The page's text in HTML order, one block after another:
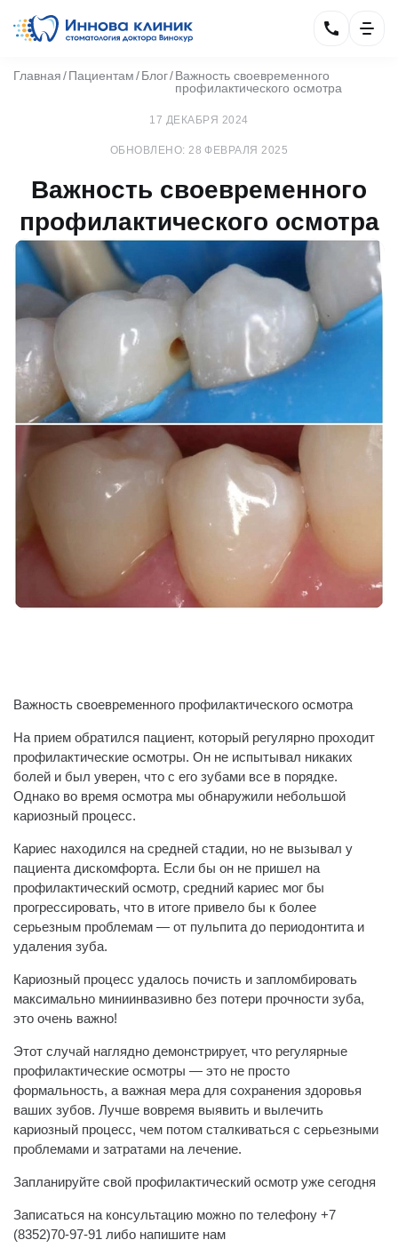
Главная Пациентам Блог Важность своевременного
профилактического осмотра
17 ДЕКАБРЯ 2024
ОБНОВЛЕНО: 28 ФЕВРАЛЯ 2025
Важность своевременного
профилактического осмотра
Важность своевременного профилактического осмотра
На прием обратился пациент, который регулярно проходит
профилактические осмотры. Он не испытывал никаких
болей и был уверен, что с его зубами все в порядке.
Однако во время осмотра мы обнаружили небольшой
кариозный процесс.
Кариес находился на средней стадии, но не вызывал у
пациента дискомфорта. Если бы он не пришел на
профилактический осмотр, средний кариес мог бы
прогрессировать, что в итоге привело бы к более
серьезным проблемам — от пульпита до периодонтита и
удаления зуба.
Кариозный процесс удалось почисть и запломбировать
максимально миниинвазивно без потери прочности зуба,
это очень важно!
Этот случай наглядно демонстрирует, что регулярные
профилактические осмотры — это не просто
формальность, а важная мера для сохранения здоровья
ваших зубов. Лучше вовремя выявить и вылечить
кариозный процесс, чем потом сталкиваться с серьезными
проблемами и затратами на лечение.
Запланируйте свой профилактический осмотр уже сегодня
Записаться на консультацию можно по телефону +7
(8352)70-97-91 либо напишите нам